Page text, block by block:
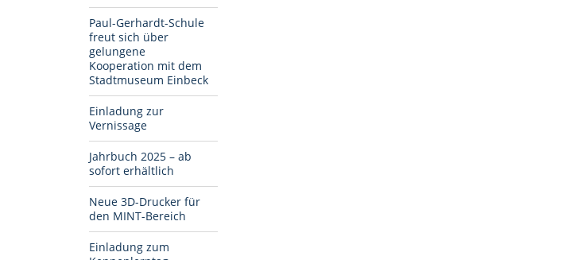
Paul-Gerhardt-Schule
freut sich über
gelungene
Kooperation mit dem
Stadtmuseum Einbeck
Einladung zur
Vernissage
Jahrbuch 2025 – ab
sofort erhältlich
Neue 3D-Drucker für
den MINT-Bereich
Einladung zum